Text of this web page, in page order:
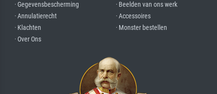
· Gegevensbescherming
· Annulatierecht
· Klachten
· Over Ons
· Beelden van ons werk
· Accessoires
· Monster bestellen